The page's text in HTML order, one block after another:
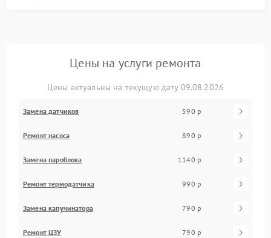
Цены на услуги ремонта
Цены актуальны на текущую дату 09.08.2026
Замена датчиков 590 р
Ремонт насоса 890 р
Замена пароблока 1140 р
Ремонт термодатчика 990 р
Замена капучинатора 790 р
Ремонт ЦЗУ 790 р